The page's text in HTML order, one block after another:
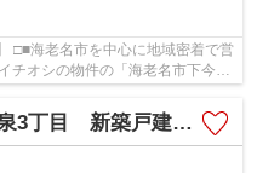
□■海老名市を中心に地域密着で営
オシの物件の「海老名市下今泉
料無料...
建て 全3棟 【仲介手数料無料】